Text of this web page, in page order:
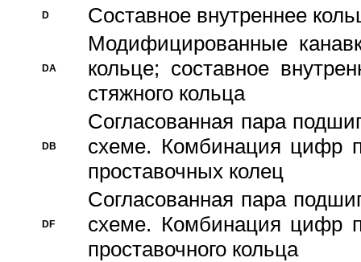
D Составное внутреннее
DA
Модифицированные
кольце; составное
стяжного кольца
DB
Согласованная пара
схеме. Комбинация цифр
проставочных колец
DF
Согласованная пара
схеме. Комбинация цифр
проставочного кольца